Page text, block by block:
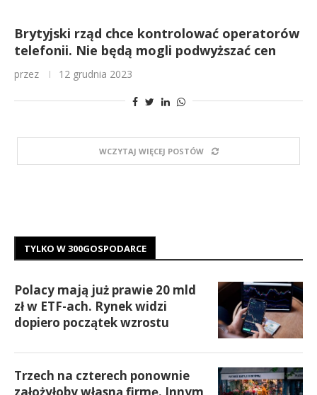
Brytyjski rząd chce kontrolować operatorów
telefonii. Nie będą mogli podwyższać cen
przez 12 grudnia 2023
WCZYTAJ WIĘCEJ POSTÓW
TYLKO W 300GOSPODARCE
Polacy mają już prawie 20 mld
zł w ETF-ach. Rynek widzi
dopiero początek wzrostu
Trzech na czterech ponownie